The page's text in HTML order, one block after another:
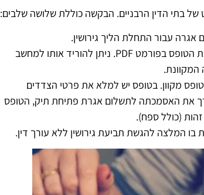
של בתי הדין הרבניים. הבקשה כוללת שלושה שלבים:
אגרה עבור התחלת הליך גירושין.
מילוי הטופס – באתר האינטרנט תוכלו למצוא את הטופס בפורמט PDF. ניתן להוריד אותו למחשב
מקוון. בטופס יש למלא את פרטי הצדדים
לצרך את האסמכתה לתשלום אגרת פתיחת תיק, הטופס
(כולל ספח).
בו המלצה להגשת תביעת גירושין ללא עורך דין.